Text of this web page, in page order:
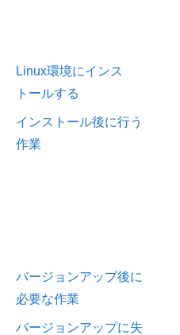
Linux環境にインス
トールする
インストール後に行う
作業
バージョンアップ後に
必要な作業
バージョンアップに失